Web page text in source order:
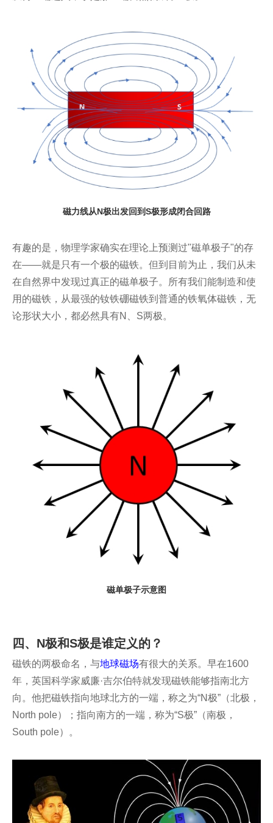
磁力线从N极出发回到S极形成闭合回路
有趣的是，物理学家确实在理论上预测过"磁单极子"的存
在——就是只有一个极的磁铁。但到目前为止，我们从未
在自然界中发现过真正的磁单极子。所有我们能制造和使
用的磁铁，从最强的钕铁硼磁铁到普通的铁氧体磁铁，无
论形状大小，都必然具有N、S两极。
磁单极子示意图
四、N极和S极是谁定义的？
磁铁的两极命名，与地球磁场有很大的关系。早在1600
年，英国科学家威廉·吉尔伯特就发现磁铁能够指南北方
向。他把磁铁指向地球北方的一端，称之为“N极”（北极，
North pole）；指向南方的一端，称为“S极”（南极，
South pole）。